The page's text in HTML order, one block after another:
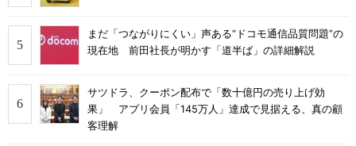
まだ「つながりにくい」声ある“ドコモ通信品質問題”の
現在地 前田社長が明かす「道半ば」の詳細解説
サツドラ、クーポン配布で「数十億円の売り上げ効
果」 アプリ会員「145万人」達成で見据える、真の顧
客理解